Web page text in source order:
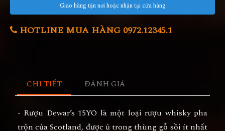
Giao hàng tận nơi hoặc nhận tại cửa hàng
HOTLINE MUA HÀNG 0972.12345.1
CHI TIẾT ĐÁNH GIÁ
- Rượu Dewar’s 15YO là một loại rượu whisky pha
trộn của Scotland, được ủ trong thùng gỗ sồi ít nhất